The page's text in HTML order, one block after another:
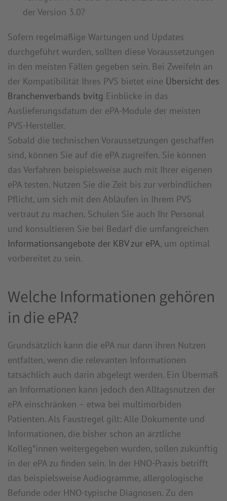
der Version 3.0?
Sofern regelmäßige Wartungen und Updates
durchgeführt wurden, sollten diese Voraussetzungen
in den meisten Fällen gegeben sein. Bei Zweifeln an
der Kompatibilität Ihres PVS bietet eine Übersicht des
Branchenverbands bvitg Einblicke in das
Auslieferungsdatum der ePA-Module der meisten
PVS-Hersteller.
Sobald die technischen Voraussetzungen geschaffen
sind, können Sie auf die ePA zugreifen. Sie können
das Verfahren beispielsweise auch mit Ihrer eigenen
ePA testen. Nutzen Sie die Zeit bis zur verbindlichen
Pflicht, um sich mit den Abläufen in Ihrem PVS
vertraut zu machen. Schulen Sie auch Ihr Personal
und konsultieren Sie bei Bedarf die umfangreichen
Informationsangebote der KBV zur ePA, um optimal
vorbereitet zu sein.
Welche Informationen gehören
in die ePA?
Grundsätzlich kann die ePA nur dann ihren Nutzen
entfalten, wenn die relevanten Informationen
tatsächlich auch darin abgelegt werden. Ein Übermaß
an Informationen kann jedoch den Alltagsnutzen der
ePA einschränken – etwa bei multimorbiden
Patienten. Als Faustregel gilt: Alle Dokumente und
Informationen, die bisher schon an ärztliche
Kolleg*innen weitergegeben wurden, sollen zukünftig
in der ePA zu finden sein. In der HNO-Praxis betrifft
das beispielsweise Audiogramme, allergologische
Befunde oder HNO-typische Diagnosen. Zu den